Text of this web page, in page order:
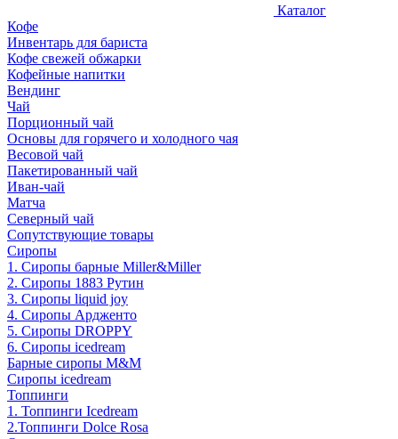
Каталог
Кофе
Инвентарь для бариста
Кофе свежей обжарки
Кофейные напитки
Вендинг
Чай
Порционный чай
Основы для горячего и холодного чая
Весовой чай
Пакетированный чай
Иван-чай
Матча
Северный чай
Сопутствующие товары
Сиропы
1. Сиропы барные Miller&Miller
2. Сиропы 1883 Рутин
3. Cиропы liquid joy
4. Cиропы Ардженто
5. Сиропы DROPPY
6. Сиропы icedream
Барные сиропы M&M
Сиропы icedream
Топпинги
1. Топпинги Icedream
2.Топпинги Dolce Rosa